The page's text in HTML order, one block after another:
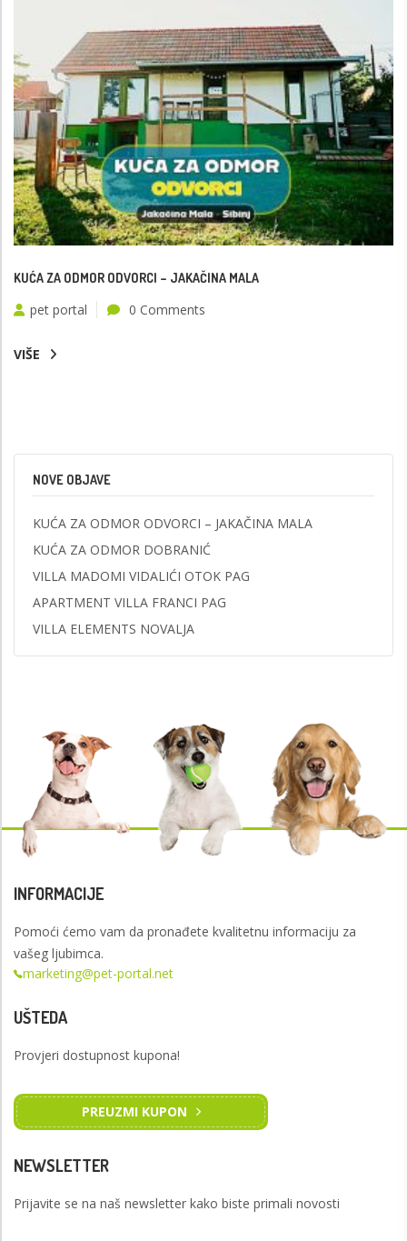
KUĆA ZA ODMOR ODVORCI – JAKAČINA MALA
pet portal 0 Comments
VIŠE
NOVE OBJAVE
KUĆA ZA ODMOR ODVORCI – JAKAČINA MALA
KUĆA ZA ODMOR DOBRANIĆ
VILLA MADOMI VIDALIĆI OTOK PAG
APARTMENT VILLA FRANCI PAG
VILLA ELEMENTS NOVALJA
INFORMACIJE
Pomoći ćemo vam da pronađete kvalitetnu informaciju za
vašeg ljubimca.
marketing@pet-portal.net
UŠTEDA
Provjeri dostupnost kupona!
PREUZMI KUPON
NEWSLETTER
Prijavite se na naš newsletter kako biste primali novosti